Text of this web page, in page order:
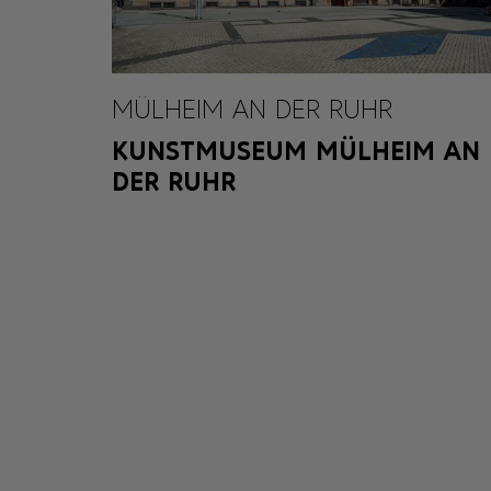
MÜLHEIM AN DER RUHR
KUNSTMUSEUM MÜLHEIM AN
DER RUHR